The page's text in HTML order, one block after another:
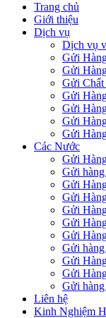
Trang chủ
Giới thiệu
Dịch vụ
Dịch vụ
Gửi
Gửi
Gửi
Gửi
Gửi
Gửi
Gửi
Các Nước
Gửi
Gửi
Gửi
Gửi
Gửi
Gửi
Gửi
Gửi
Gửi
Gửi
Gửi
Liên hệ
Kinh Nghiệm